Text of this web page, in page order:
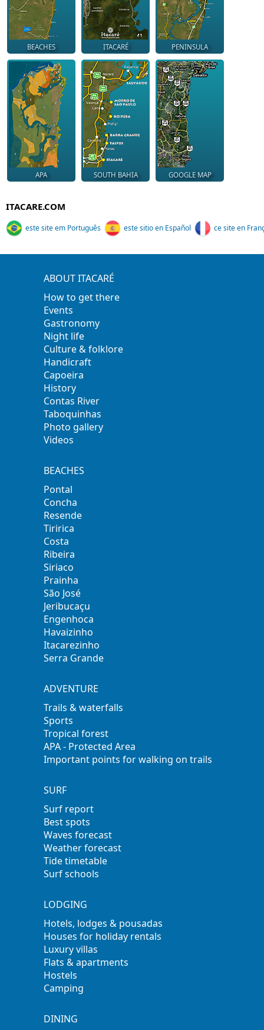
BEACHES ITACARÉ PENINSULA
APA SOUTH BAHIA GOOGLE MAP
ITACARE.COM
este site em Português este sitio en Español ce site en
ABOUT ITACARÉ
How to get there
Events
Gastronomy
Night life
Culture & folklore
Handicraft
Capoeira
History
Contas River
Taboquinhas
Photo gallery
Videos
BEACHES
Pontal
Concha
Resende
Tiririca
Costa
Ribeira
Siriaco
Prainha
São José
Jeribucaçu
Engenhoca
Havaizinho
Itacarezinho
Serra Grande
ADVENTURE
Trails & waterfalls
Sports
Tropical forest
APA - Protected Area
Important points for walking on trails
SURF
Surf report
Best spots
Waves forecast
Weather forecast
Tide timetable
Surf schools
LODGING
Hotels, lodges & pousadas
Houses for holiday rentals
Luxury villas
Flats & apartments
Hostels
Camping
DINING